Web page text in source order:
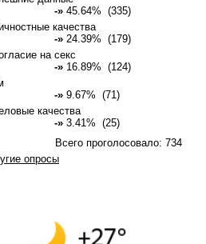
-» 45.64% (335)
качества
-» 24.39% (179)
на секс
-» 16.89% (124)
-» 9.67% (71)
качества
-» 3.41% (25)
Всего проголосовало: 734
опросы